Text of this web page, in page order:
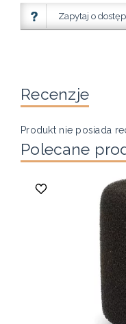
Zapytaj o
Recenzje
Produkt nie posiada
Polecane